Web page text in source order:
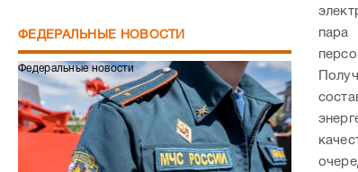
ФЕДЕРАЛЬНЫЕ НОВОСТИ
Федеральные новости
пара